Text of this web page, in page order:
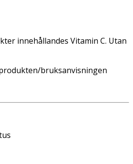
innehållandes Vitamin C. Utan
bruksanvisningen